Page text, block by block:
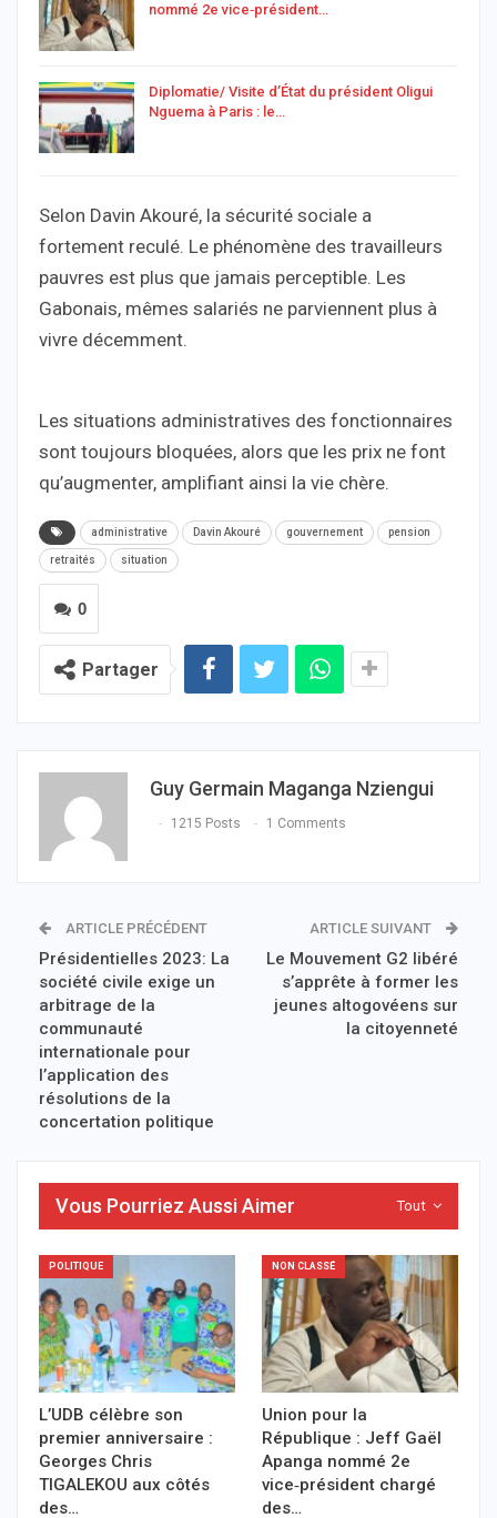
nommé 2e vice‑président…
Diplomatie/ Visite d’État du président Oligui
Nguema à Paris : le…
Selon Davin Akouré, la sécurité sociale a
fortement reculé. Le phénomène des travailleurs
pauvres est plus que jamais perceptible. Les
Gabonais, mêmes salariés ne parviennent plus à
vivre décemment.
Les situations administratives des fonctionnaires
sont toujours bloquées, alors que les prix ne font
qu’augmenter, amplifiant ainsi la vie chère.
administrative Davin Akouré gouvernement pension
retraités situation
0
Partager
Guy Germain Maganga Nziengui
1215 Posts 1 Comments
ARTICLE PRÉCÉDENT
Présidentielles 2023: La
société civile exige un
arbitrage de la
communauté
internationale pour
l’application des
résolutions de la
concertation politique
ARTICLE SUIVANT
Le Mouvement G2 libéré
s’apprête à former les
jeunes altogovéens sur
la citoyenneté
Tout
Vous Pourriez Aussi Aimer
POLITIQUE
L’UDB célèbre son
premier anniversaire :
Georges Chris
TIGALEKOU aux côtés
des…
NON CLASSÉ
Union pour la
République : Jeff Gaël
Apanga nommé 2e
vice‑président chargé
des…